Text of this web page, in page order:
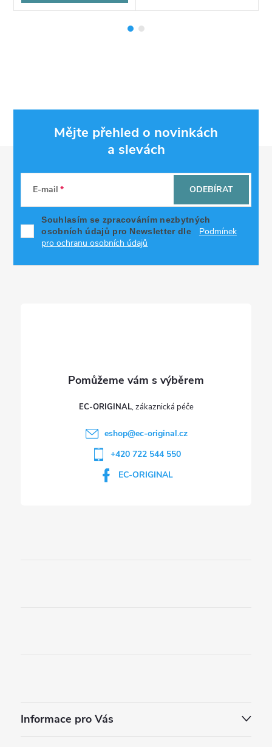
Mějte přehled o novinkách
a slevách
E-mail
Souhlasím se zpracováním nezbytných
osobních údajů pro Newsletter dle
Podmínek
pro ochranu osobních údajů
ODEBÍRAT
EC-ORIGINAL
eshop@ec-original.cz
+420 722 544 550
EC-ORIGINAL
Informace pro Vás